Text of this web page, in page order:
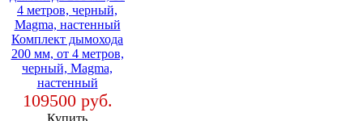
Комплект дымохода
200 мм, от 4 метров,
черный, Magma,
настенный
109500 руб.